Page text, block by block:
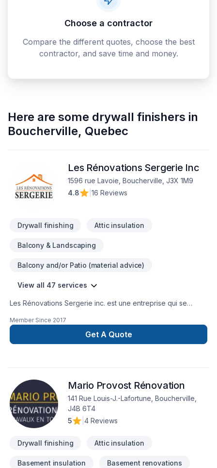
Choose a contractor
Compare the different quotes, choose the best
contractor, and save time and money.
Here are some drywall finishers in
Boucherville, Quebec
Les Rénovations Sergerie Inc
1596 rue Lavoie, Boucherville, J3X 1M9
4.8
16 Reviews
Drywall finishing Attic insulation
Balcony & Landscaping
Balcony and/or Patio (material advice)
View all 47 services
Les Rénovations Sergerie inc. est une entreprise qui se
tout genre. Plus précisément, en cuisine,salle de bain,finition
de sous sol ,projet clé en main ,agrandissement en tout
genre ,démolition. Nous saurons répondre à vos attentes
rencontrer. Un service à la hauteur de vos attentes !!!
Member Since 2017
Get A Quote
Mario Provost Rénovation
141 Rue Louis-J.-Lafortune, Boucherville,
J4B 6T4
5
4 Reviews
Drywall finishing Attic insulation
Basement insulation Basement renovations